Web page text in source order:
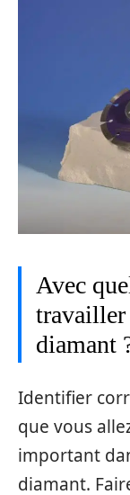
Avec
travailler
diamant
Identifier
que vous
important
diamant.